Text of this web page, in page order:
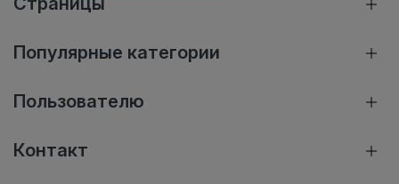
Популярные категории
Пользователю
Контакт